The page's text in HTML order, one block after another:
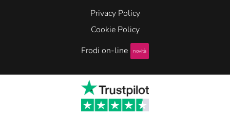
Privacy Policy
Cookie Policy
Frodi on-line
novità